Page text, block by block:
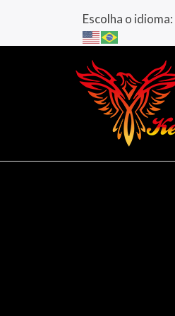
Escolha o idioma: